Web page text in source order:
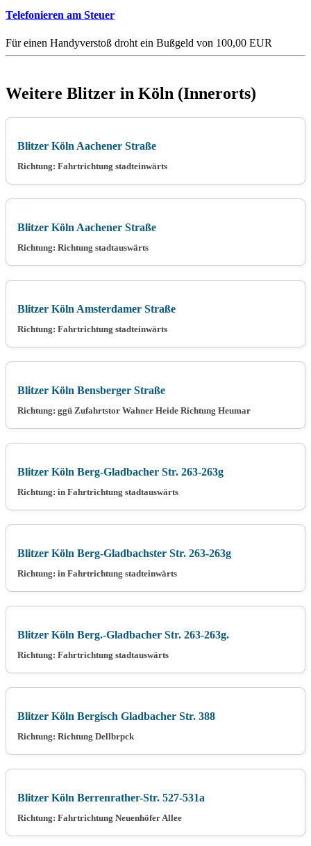
Telefonieren am Steuer
Für einen Handyverstoß droht ein Bußgeld von 100,00 EUR
Weitere Blitzer in Köln (Innerorts)
Blitzer Köln Aachener Straße
Richtung: Fahrtrichtung stadteinwärts
Blitzer Köln Aachener Straße
Richtung: Richtung stadtauswärts
Blitzer Köln Amsterdamer Straße
Richtung: Fahrtrichtung stadteinwärts
Blitzer Köln Bensberger Straße
Richtung: ggü Zufahrtstor Wahner Heide Richtung Heumar
Blitzer Köln Berg-Gladbacher Str. 263-263g
Richtung: in Fahrtrichtung stadtauswärts
Blitzer Köln Berg-Gladbachster Str. 263-263g
Richtung: in Fahrtrichtung stadteinwärts
Blitzer Köln Berg.-Gladbacher Str. 263-263g.
Richtung: Fahrtrichtung stadtauswärts
Blitzer Köln Bergisch Gladbacher Str. 388
Richtung: Richtung Dellbrpck
Blitzer Köln Berrenrather-Str. 527-531a
Richtung: Fahrtrichtung Neuenhöfer Allee